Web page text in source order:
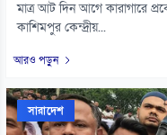
মাত্র আট দিন আগে কারাগারে
কাশিমপুর কেন্দ্রীয়...
আরও পড়ুন
সারাদেশ